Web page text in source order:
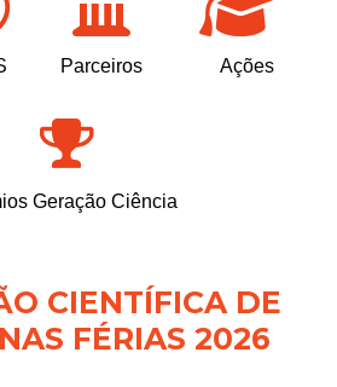
Parceiros Ações
Geração Ciência
CIENTÍFICA DE
FÉRIAS 2026